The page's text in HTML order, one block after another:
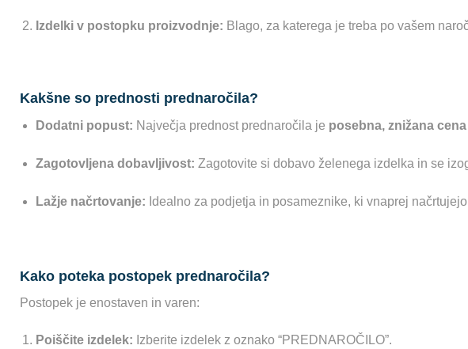
Izdelki v postopku proizvodnje: Blago, za katerega je treba po vašem
Kakšne so prednosti prednaročila?
Dodatni popust: Največja prednost prednaročila je posebna, znižana cena
Zagotovljena dobavljivost: Zagotovite si dobavo želenega izdelka in se
Lažje načrtovanje: Idealno za podjetja in posameznike, ki vnaprej
Kako poteka postopek prednaročila?
Postopek je enostaven in varen:
Poiščite izdelek: Izberite izdelek z oznako “PREDNAROČILO”.